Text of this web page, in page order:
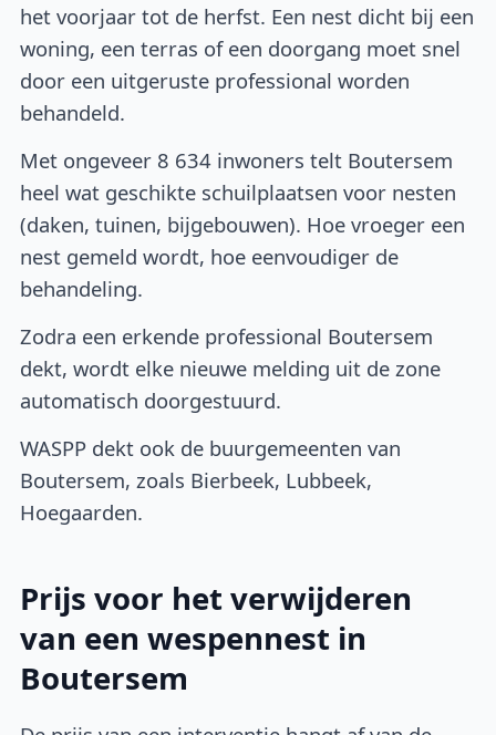
het voorjaar tot de herfst. Een nest dicht bij een
woning, een terras of een doorgang moet snel
door een uitgeruste professional worden
behandeld.
Met ongeveer 8 634 inwoners telt Boutersem
heel wat geschikte schuilplaatsen voor nesten
(daken, tuinen, bijgebouwen). Hoe vroeger een
nest gemeld wordt, hoe eenvoudiger de
behandeling.
Zodra een erkende professional Boutersem
dekt, wordt elke nieuwe melding uit de zone
automatisch doorgestuurd.
WASPP dekt ook de buurgemeenten van
Boutersem, zoals Bierbeek, Lubbeek,
Hoegaarden.
Prijs voor het verwijderen
van een wespennest in
Boutersem